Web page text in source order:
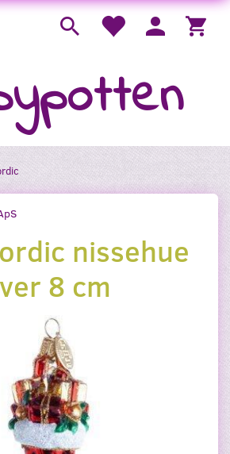
nissehue
8 cm